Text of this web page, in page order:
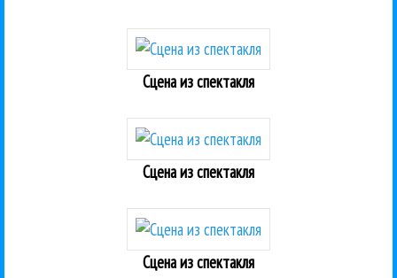
Сцена из спектакля
Сцена из спектакля
Сцена из спектакля